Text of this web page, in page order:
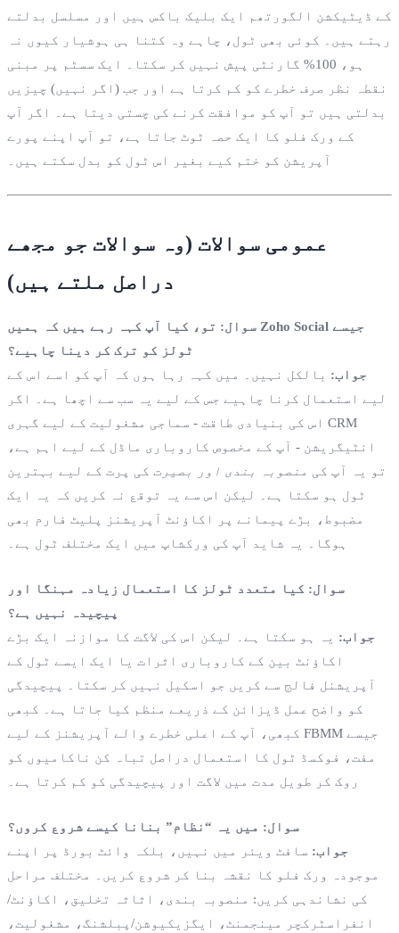
کے ڈیٹیکشن الگورتھم ایک بلیک باکس ہیں اور مسلسل بدلتے
رہتے ہیں۔ کوئی بھی ٹول، چاہے وہ کتنا ہی ہوشیار کیوں نہ
ہو، 100% گارنٹی پیش نہیں کر سکتا۔ ایک سسٹم پر مبنی
نقطہ نظر صرف خطرے کو کم کرتا ہے اور جب (اگر نہیں) چیزیں
بدلتی ہیں تو آپ کو موافقت کرنے کی چستی دیتا ہے۔ اگر آپ
کے ورک فلو کا ایک حصہ ٹوٹ جاتا ہے، تو آپ اپنے پورے
آپریشن کو ختم کیے بغیر اس ٹول کو بدل سکتے ہیں۔
عمومی سوالات (وہ سوالات جو مجھے
دراصل ملتے ہیں)
سوال: تو، کیا آپ کہہ رہے ہیں کہ ہمیں Zoho Social جیسے
ٹولز کو ترک کر دینا چاہیے؟
جواب: بالکل نہیں۔ میں کہہ رہا ہوں کہ آپ کو اسے اس کے
لیے استعمال کرنا چاہیے جس کے لیے یہ سب سے اچھا ہے۔ اگر
اس کی بنیادی طاقت - سماجی مشغولیت کے لیے گہری CRM
انٹیگریشن - آپ کے مخصوص کاروباری ماڈل کے لیے اہم ہے،
تو یہ آپ کی منصوبہ بندی اور بصیرت کی پرت کے لیے بہترین
ٹول ہو سکتا ہے۔ لیکن اس سے یہ توقع نہ کریں کہ یہ ایک
مضبوط، بڑے پیمانے پر اکاؤنٹ آپریشنز پلیٹ فارم بھی
ہوگا۔ یہ شاید آپ کی ورکشاپ میں ایک مختلف ٹول ہے۔
سوال: کیا متعدد ٹولز کا استعمال زیادہ مہنگا اور
پیچیدہ نہیں ہے؟
جواب: یہ ہو سکتا ہے۔ لیکن اس کی لاگت کا موازنہ ایک بڑے
اکاؤنٹ بین کے کاروباری اثرات یا ایک ایسے ٹول کے
آپریشنل فالج سے کریں جو اسکیل نہیں کر سکتا۔ پیچیدگی
کو واضح عمل ڈیزائن کے ذریعے منظم کیا جاتا ہے۔ کبھی
کبھی، آپ کے اعلی خطرے والے آپریشنز کے لیے FBMM جیسے
مفت، فوکسڈ ٹول کا استعمال دراصل تباہ کن ناکامیوں کو
روک کر طویل مدت میں لاگت اور پیچیدگی کو کم کرتا ہے۔
سوال: میں یہ “نظام” بنانا کیسے شروع کروں؟
جواب: سافٹ ویئر میں نہیں، بلکہ وائٹ بورڈ پر اپنے
موجودہ ورک فلو کا نقشہ بنا کر شروع کریں۔ مختلف مراحل
کی نشاندہی کریں: منصوبہ بندی، اثاثہ تخلیق، اکاؤنٹ/
انفراسٹرکچر مینجمنٹ، ایگزیکیوشن/پبلشنگ، مشغولیت،